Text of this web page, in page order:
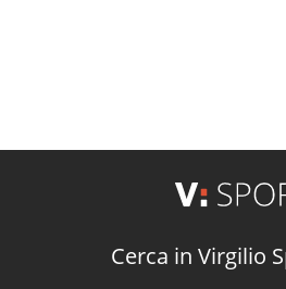
Cerca in Virgilio